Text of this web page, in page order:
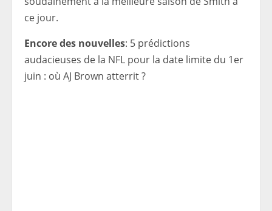
ce jour.
Encore des nouvelles: 5 prédictions
audacieuses de la NFL pour la date limite du 1er
juin : où AJ Brown atterrit ?